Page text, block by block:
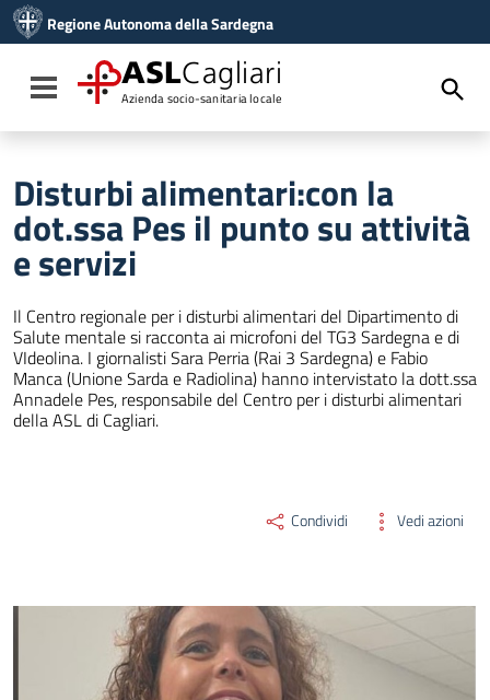
Vai al menu di navigazione
Vai al footer
Regione Autonoma della Sardegna
Toggle navigation
ASLCagliari
Azienda socio-sanitaria locale
Disturbi alimentari:con la
dot.ssa Pes il punto su attività
e servizi
Il Centro regionale per i disturbi alimentari del Dipartimento di
Salute mentale si racconta ai microfoni del TG3 Sardegna e di
VIdeolina. I giornalisti Sara Perria (Rai 3 Sardegna) e Fabio
Manca (Unione Sarda e Radiolina) hanno intervistato la dott.ssa
Annadele Pes, responsabile del Centro per i disturbi alimentari
della ASL di Cagliari.
Condividi Vedi azioni